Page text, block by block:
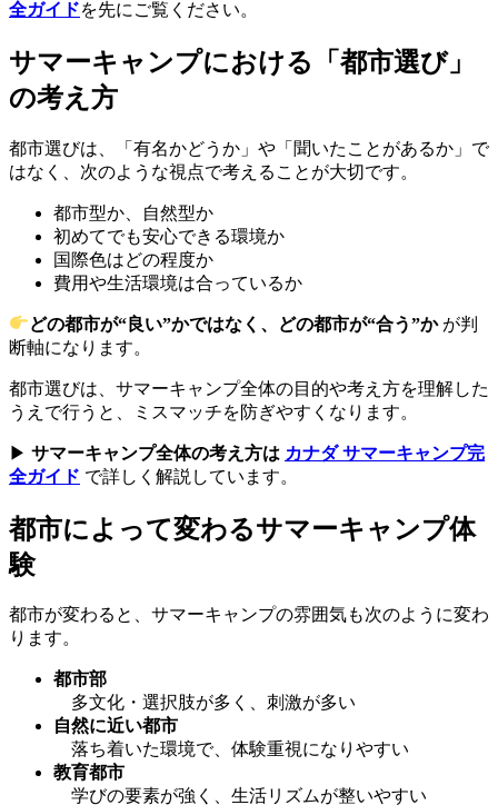
全ガイドを先にご覧ください。
サマーキャンプにおける「都市選び」
の考え方
都市選びは、「有名かどうか」や「聞いたことがあるか」で
はなく、次のような視点で考えることが大切です。
都市型か、自然型か
初めてでも安心できる環境か
国際色はどの程度か
費用や生活環境は合っているか
どの都市が“良い”かではなく、どの都市が“合う”かが判
断軸になります。
都市選びは、サマーキャンプ全体の目的や考え方を理解した
うえで行うと、ミスマッチを防ぎやすくなります。
▶ サマーキャンプ全体の考え方は カナダ サマーキャンプ完
全ガイド で詳しく解説しています。
都市によって変わるサマーキャンプ体
験
都市が変わると、サマーキャンプの雰囲気も次のように変わ
ります。
都市部
多文化・選択肢が多く、刺激が多い
自然に近い都市
落ち着いた環境で、体験重視になりやすい
教育都市
学びの要素が強く、生活リズムが整いやすい